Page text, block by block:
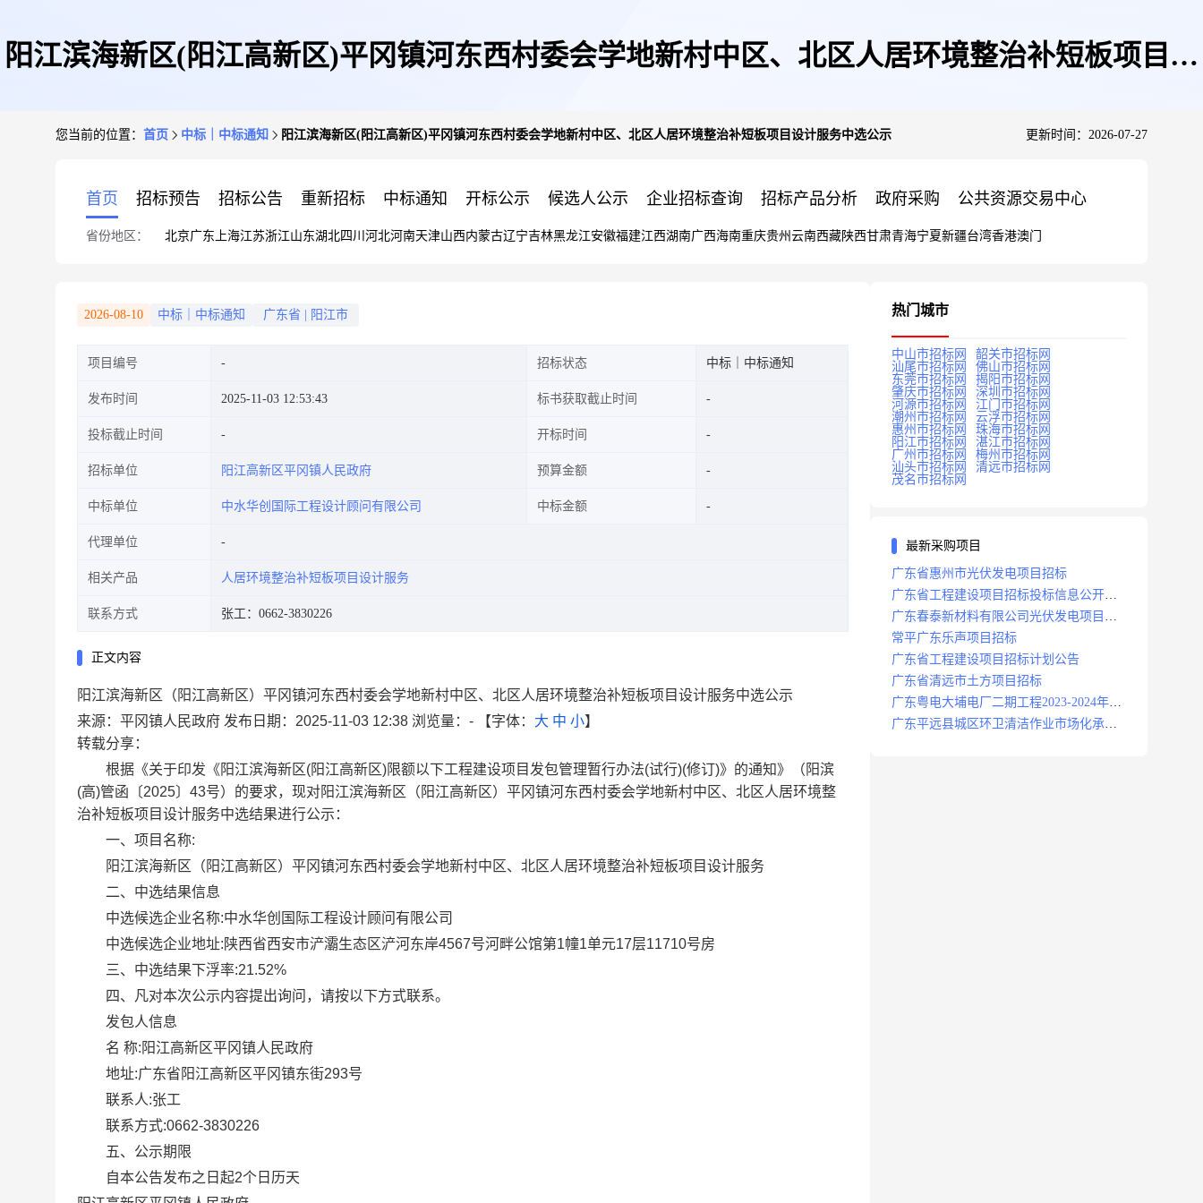
阳江滨海新区(阳江高新区)平冈镇河东西村委会学地新村中区、北区人居环境整治补短板项目设
您当前的位置： 首页 中标｜中标通知 阳江滨海新区(阳江高新区)平冈镇河东西村委会学地新村中区、北区人居环境整治补短板项目设计服务中选公示 更新时间：2026-07-27
首页 招标预告 招标公告 重新招标 中标通知 开标公示 候选人公示 企业招标查询 招标产品分析 政府采购 公共资源交易中心
省份地区： 北京广东 上海江苏浙江山东湖北四川 河北河南天津山西内蒙古辽宁吉林黑龙江安徽福建江西湖南广西海南重庆贵州 云南西藏陕西甘肃青海宁夏新疆台湾香港澳门
2026-08-10 中标｜中标通知 广东省 阳江市
项目编号 招标状态 中标｜中标通知
发布时间 2025-11-03 12:53:43 标书获取截止时间
投标截止时间 开标时间
招标单位 阳江高新区平冈镇人民政府 预算金额
中标单位 中水华创国际工程设计顾问有限公司 中标金额
代理单位
相关产品 人居环境整治补短板项目设计服务
联系方式 张工：0662-3830226
正文内容
阳江滨海新区（阳江高新区）平冈镇河东西村委会学地新村中区、北区人居环境整治补短板项目设计服务中选公示
来源：平冈镇人民政府 发布日期：2025-11-03 12:38 浏览量： - 【字体： 大 中 小】
转载分享：
根据《关于印发《阳江滨海新区(阳江高新区)限额以下工程建设项目发包管理暂行办法(试行)(修订)》的通知》（阳滨
(高)管函〔2025〕43号）的要求，现对阳江滨海新区（阳江高新区）平冈镇河东西村委会学地新村中区、北区人居环境整
治补短板项目设计服务中选结果进行公示：
一、项目名称:
阳江滨海新区（阳江高新区）平冈镇河东西村委会学地新村中区、北区人居环境整治补短板项目设计服务
二、中选结果信息
中选候选企业名称:中水华创国际工程设计顾问有限公司
中选候选企业地址:陕西省西安市浐灞生态区浐河东岸4567号河畔公馆第1幢1单元17层11710号房
三、中选结果下浮率:21.52%
四、凡对本次公示内容提出询问，请按以下方式联系。
发包人信息
名 称:阳江高新区平冈镇人民政府
地址:广东省阳江高新区平冈镇东街293号
联系人:张工
联系方式:0662-3830226
五、公示期限
自本公告发布之日起2个日历天
热门城市
中山市招标网
韶关市招标网
汕尾市招标网
佛山市招标网
东莞市招标网
揭阳市招标网
肇庆市招标网
深圳市招标网
河源市招标网
江门市招标网
潮州市招标网
云浮市招标网
惠州市招标网
珠海市招标网
阳江市招标网
湛江市招标网
广州市招标网
梅州市招标网
汕头市招标网
清远市招标网
茂名市招标网
最新采购项目
广东省惠州市光伏发电项目招标
广东省工程建设项目招标投标信息公开目
录
广东春泰新材料有限公司光伏发电项目招
标
常平广东乐声项目招标
广东省工程建设项目招标计划公告
广东省清远市土方项目招标
广东粤电大埔电厂二期工程2023-2024年度
安保服务项目招标公告
广东平远县城区环卫清洁作业市场化承包